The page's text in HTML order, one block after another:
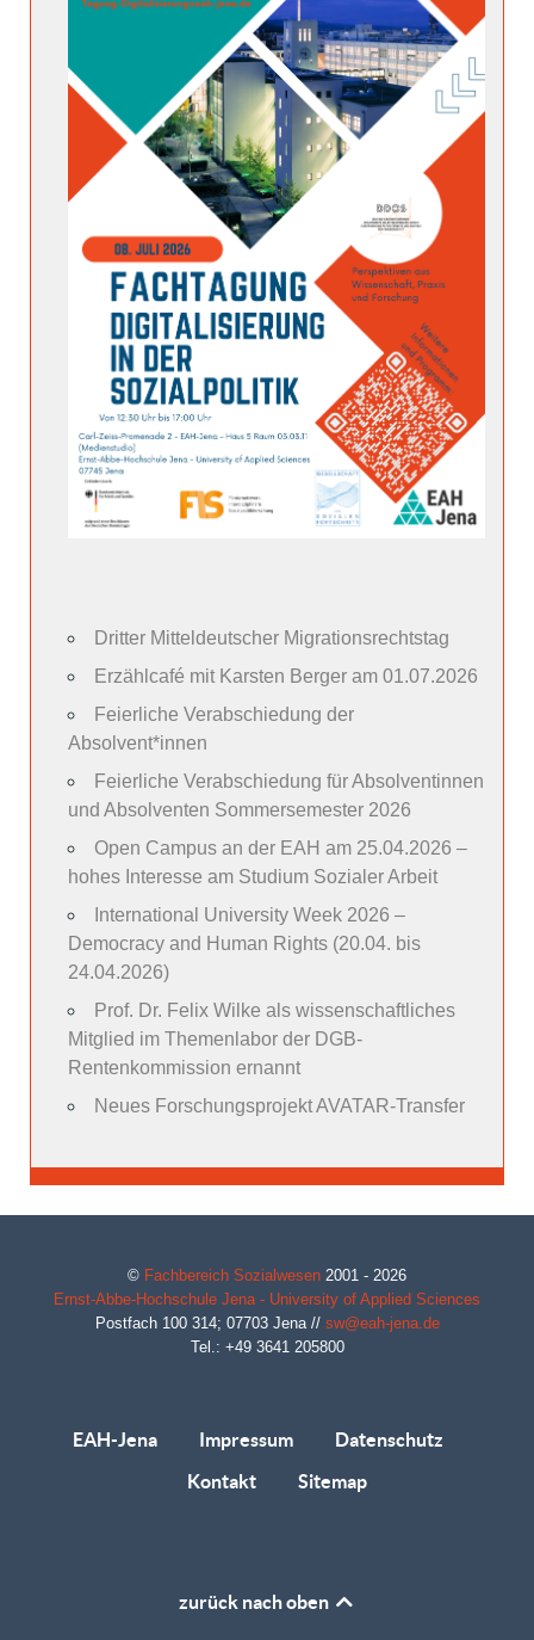
Dritter Mitteldeutscher Migrationsrechtstag
Erzählcafé mit Karsten Berger am 01.07.2026
Feierliche Verabschiedung der
Absolvent*innen
Feierliche Verabschiedung für Absolventinnen
und Absolventen Sommersemester 2026
Open Campus an der EAH am 25.04.2026 –
hohes Interesse am Studium Sozialer Arbeit
International University Week 2026 –
Democracy and Human Rights (20.04. bis
24.04.2026)
Prof. Dr. Felix Wilke als wissenschaftliches
Mitglied im Themenlabor der DGB-
Rentenkommission ernannt
Neues Forschungsprojekt AVATAR-Transfer
© Fachbereich Sozialwesen 2001 - 2026
Ernst-Abbe-Hochschule Jena - University of Applied Sciences
Postfach 100 314; 07703 Jena// sw@eah-jena.de
Tel.: +49 3641 205800
EAH-Jena Impressum
Datenschutz
Kontakt
Sitemap
zurück nach oben